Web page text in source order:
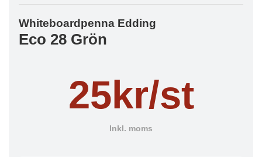
Whiteboardpenna Edding
Eco 28 Grön
25kr/st
Inkl. moms